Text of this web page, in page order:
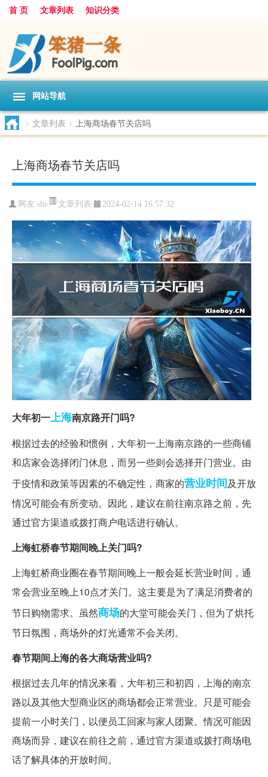
首 页 文章列表 知识分类
网站导航
> 文章列表 > 上海商场春节关店吗
上海商场春节关店吗
网友:shs 文章列表 2024-02-14 16:57:32
大年初一上海南京路开门吗?
根据过去的经验和惯例，大年初一上海南京路的一些商铺
和店家会选择闭门休息，而另一些则会选择开门营业。由
于疫情和政策等因素的不确定性，商家的营业时间及开放
情况可能会有所变动。因此，建议在前往南京路之前，先
通过官方渠道或拨打商户电话进行确认。
上海虹桥春节期间晚上关门吗?
上海虹桥商业圈在春节期间晚上一般会延长营业时间，通
常会营业至晚上10点才关门。这主要是为了满足消费者的
节日购物需求。虽然商场的大堂可能会关门，但为了烘托
节日氛围，商场外的灯光通常不会关闭。
春节期间上海的各大商场营业吗?
根据过去几年的情况来看，大年初三和初四，上海的南京
路以及其他大型商业区的商场都会正常营业。只是可能会
提前一小时关门，以便员工回家与家人团聚。情况可能因
商场而异，建议在前往之前，通过官方渠道或拨打商场电
话了解具体的开放时间。